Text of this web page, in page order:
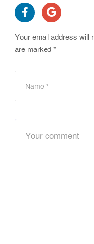
Your email address will
are marked *